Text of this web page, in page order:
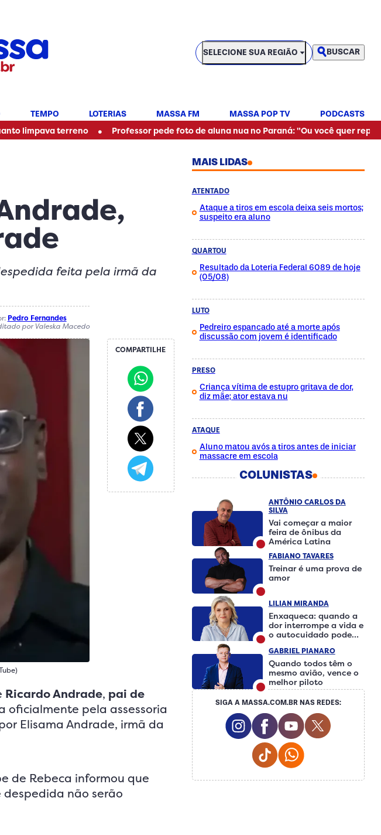
SELECIONE SUA REGIÃO
SELECIONE SUA REGIÃO BUSCAR
TEMPO LOTERIAS MASSA FM MASSA POP TV PODCASTS
terreno • Professor pede foto de aluna nua no Paraná: "Ou você quer reprovar?"
feita pela irmã da
Pedro Fernandes
por Valeska Macedo
COMPARTILHE
Ricardo Andrade, pai de
oficialmente pela assessoria
Elisama Andrade, irmã da
de Rebeca informou que
despedida não serão
MAIS LIDAS
ATENTADO
Ataque a tiros em escola deixa seis mortos;
suspeito era aluno
QUARTOU
Resultado da Loteria Federal 6089 de hoje
(05/08)
LUTO
Pedreiro espancado até a morte após
discussão com jovem é identificado
PRESO
Criança vítima de estupro gritava de dor,
diz mãe; ator estava nu
ATAQUE
Aluno matou avós a tiros antes de iniciar
massacre em escola
COLUNISTAS
ANTÔNIO CARLOS DA
SILVA
Vai começar a maior
feira de ônibus da
América Latina
FABIANO TAVARES
Treinar é uma prova de
amor
LILIAN MIRANDA
Enxaqueca: quando a
dor interrompe a vida e
o autocuidado pode
GABRIEL PIANARO
Quando todos têm o
mesmo avião, vence o
melhor piloto
SIGA A MASSA.COM.BR NAS REDES:
Instagram Social Media
Facebook Social
Youtube Social
Twitter
Tiktok Social Media
Whatsapp